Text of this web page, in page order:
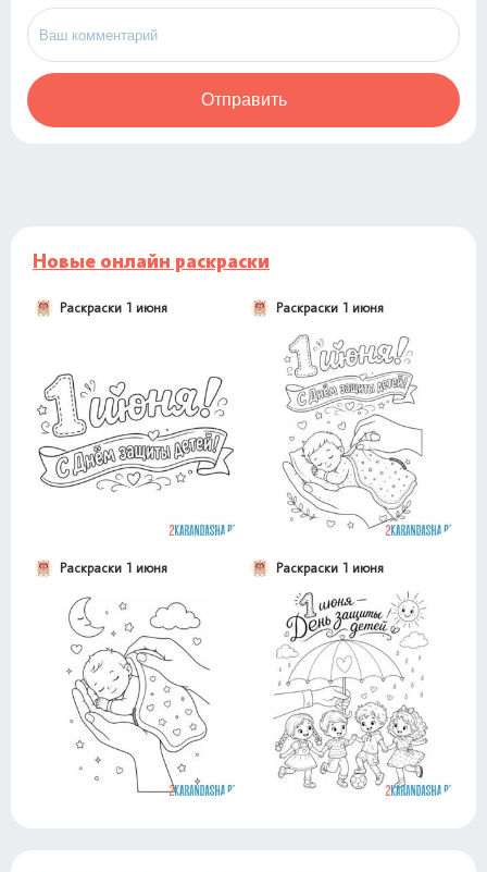
Отправить
Новые онлайн раскраски
Раскраски 1 июня Раскраски 1 июня
Раскраски 1 июня Раскраски 1 июня